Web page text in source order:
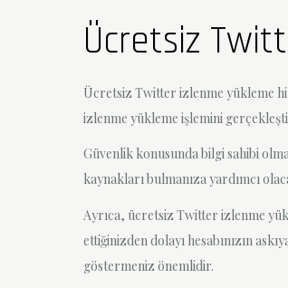
Ücretsiz
Ücretsiz Twitter izlenme yükleme
izlenme yükleme işlemini
Güvenlik konusunda bilgi sahibi
kaynakları bulmanıza yardımcı
Ayrıca, ücretsiz Twitter izlenme
ettiğinizden dolayı hesabınızın
göstermeniz önemlidir.